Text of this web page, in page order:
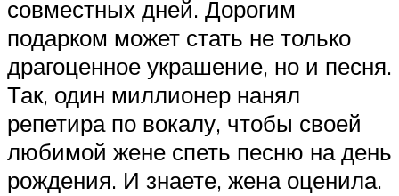
совместных дней. Дорогим
подарком может стать не только
драгоценное украшение, но и песня.
Так, один миллионер нанял
репетира по вокалу, чтобы своей
любимой жене спеть песню на день
рождения. И знаете, жена оценила.